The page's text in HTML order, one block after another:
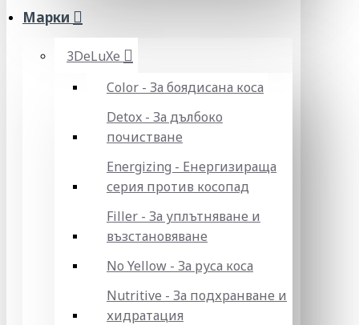
Марки
3DeLuXe
Color - За боядисана коса
Detox - За дълбоко
почистване
Energizing - Енергизираща
серия против косопад
Filler - За уплътняване и
възстановяване
No Yellow - За руса коса
Nutritive - За подхранване и
хидратация